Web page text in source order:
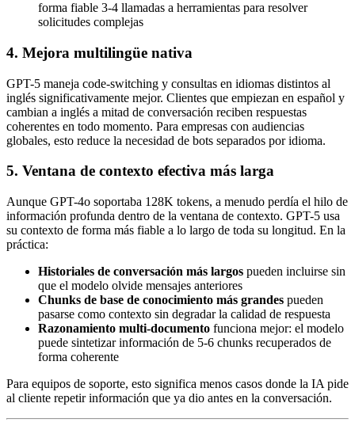
forma fiable 3-4 llamadas a herramientas para resolver
solicitudes complejas
4. Mejora multilingüe nativa
GPT-5 maneja code-switching y consultas en idiomas distintos al
inglés significativamente mejor. Clientes que empiezan en español y
cambian a inglés a mitad de conversación reciben respuestas
coherentes en todo momento. Para empresas con audiencias
globales, esto reduce la necesidad de bots separados por idioma.
5. Ventana de contexto efectiva más larga
Aunque GPT-4o soportaba 128K tokens, a menudo perdía el hilo de
información profunda dentro de la ventana de contexto. GPT-5 usa
su contexto de forma más fiable a lo largo de toda su longitud. En la
práctica:
Historiales de conversación más largos pueden incluirse sin
que el modelo olvide mensajes anteriores
Chunks de base de conocimiento más grandes pueden
pasarse como contexto sin degradar la calidad de respuesta
Razonamiento multi-documento funciona mejor: el modelo
puede sintetizar información de 5-6 chunks recuperados de
forma coherente
Para equipos de soporte, esto significa menos casos donde la IA pide
al cliente repetir información que ya dio antes en la conversación.